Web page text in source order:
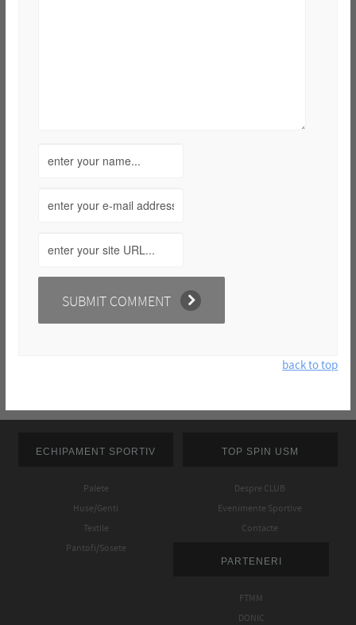
back to top
ECHIPAMENT SPORTIV
Palete
Huse/Genti
Textile
Pantofi/Sosete
TOP SPIN USM
Despre CLUB
Evenimente Sportive
Contacte
PARTENERI
FTMM
DONIC